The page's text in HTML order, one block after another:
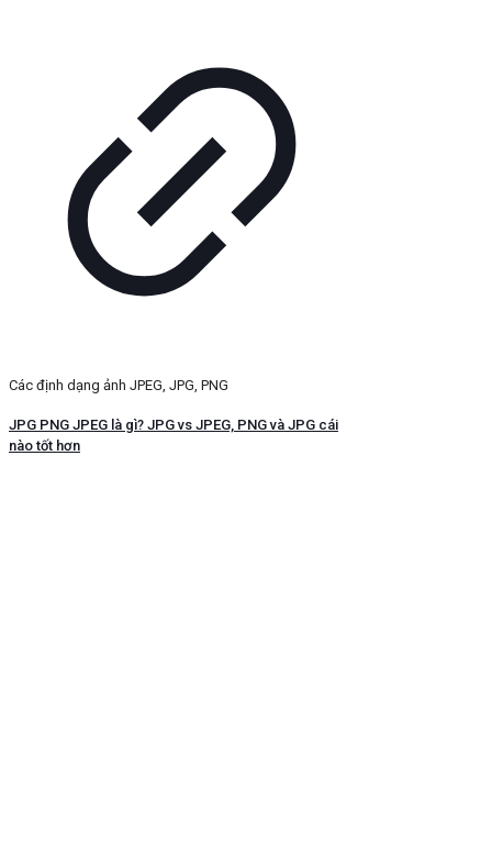
Các định dạng ảnh JPEG, JPG, PNG
JPG PNG JPEG là gì? JPG vs JPEG, PNG và JPG cái
nào tốt hơn